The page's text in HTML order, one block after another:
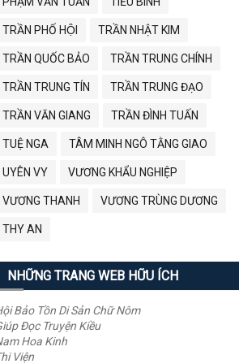
TRẦN PHỐ HỘI TRẦN NHẬT KIM
TRẦN QUỐC BẢO TRẦN TRUNG CHÍNH
TRẦN TRUNG TÍN TRẦN TRUNG ĐẠO
TRẦN VĂN GIANG TRẦN ĐÌNH TUẤN
TUỆ NGA TÂM MINH NGÔ TẰNG GIAO
UYÊN VY VƯƠNG KHẨU NGHIỆP
VƯƠNG THANH VƯƠNG TRÙNG DƯƠNG
THY AN
NHỮNG TRANG WEB HỮU ÍCH
Bảo Tồn Di Sản Chữ Nôm
Đọc Truyện Kiều
Hoa Kinh
Viện